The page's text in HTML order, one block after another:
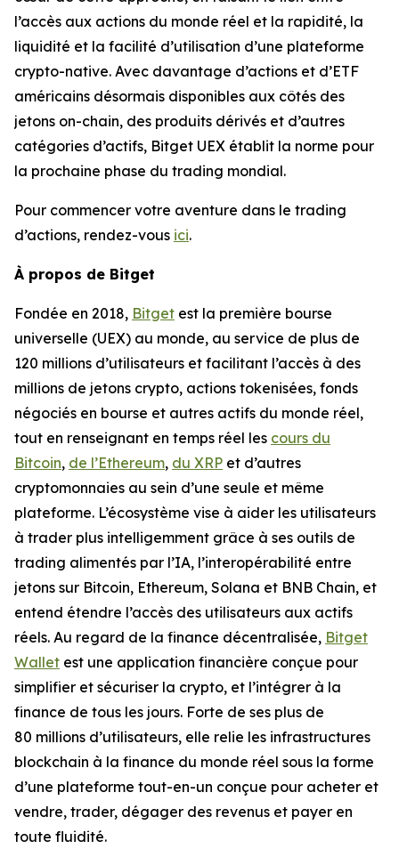
l’accès aux actions du monde réel et la rapidité, la
liquidité et la facilité d’utilisation d’une plateforme
crypto-native. Avec davantage d’actions et d’ETF
américains désormais disponibles aux côtés des
jetons on-chain, des produits dérivés et d’autres
catégories d’actifs, Bitget UEX établit la norme pour
la prochaine phase du trading mondial.
Pour commencer votre aventure dans le trading
d’actions, rendez-vous ici.
À propos de Bitget
Fondée en 2018, Bitget est la première bourse
universelle (UEX) au monde, au service de plus de
120 millions d’utilisateurs et facilitant l’accès à des
millions de jetons crypto, actions tokenisées, fonds
négociés en bourse et autres actifs du monde réel,
tout en renseignant en temps réel les cours du
Bitcoin, de l’Ethereum, du XRP et d’autres
cryptomonnaies au sein d’une seule et même
plateforme. L’écosystème vise à aider les utilisateurs
à trader plus intelligemment grâce à ses outils de
trading alimentés par l’IA, l’interopérabilité entre
jetons sur Bitcoin, Ethereum, Solana et BNB Chain, et
entend étendre l’accès des utilisateurs aux actifs
réels. Au regard de la finance décentralisée, Bitget
Wallet est une application financière conçue pour
simplifier et sécuriser la crypto, et l’intégrer à la
finance de tous les jours. Forte de ses plus de
80 millions d’utilisateurs, elle relie les infrastructures
blockchain à la finance du monde réel sous la forme
d’une plateforme tout-en-un conçue pour acheter et
vendre, trader, dégager des revenus et payer en
toute fluidité.